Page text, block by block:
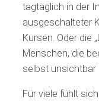
tagtäglich in der
ausgeschalteter
Kursen. Oder die
Menschen, die
selbst unsichtbar
Für viele fühlt